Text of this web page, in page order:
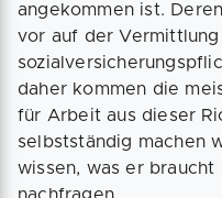
angekommen ist.
vor auf der Vermittlung
daher kommen die
für Arbeit aus dieser
selbstständig machen
wissen, was er braucht